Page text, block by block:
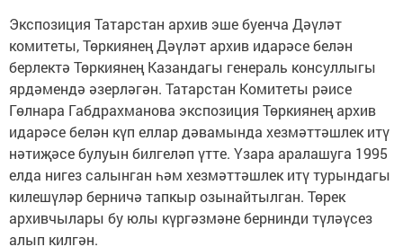
Экспозиция Татарстан архив эше буенча Дәүләт
комитеты, Төркиянең Дәүләт архив идарәсе белән
берлектә Төркиянең Казандагы генераль консуллыгы
ярдәмендә әзерләгән. Татарстан Комитеты рәисе
Гөлнара Габдрахманова экспозиция Төркиянең архив
идарәсе белән күп еллар дәвамында хезмәттәшлек итү
нәтиҗәсе булуын билгеләп үтте. Үзара аралашуга 1995
елда нигез салынган һәм хезмәттәшлек итү турындагы
килешүләр берничә тапкыр озынайтылган. Төрек
архивчылары бу юлы күргәзмәне бернинди түләүсез
алып килгән.